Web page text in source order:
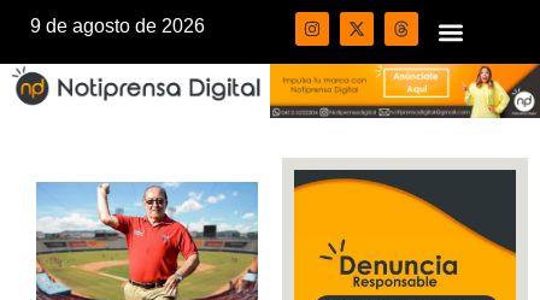
9 de agosto de 2026